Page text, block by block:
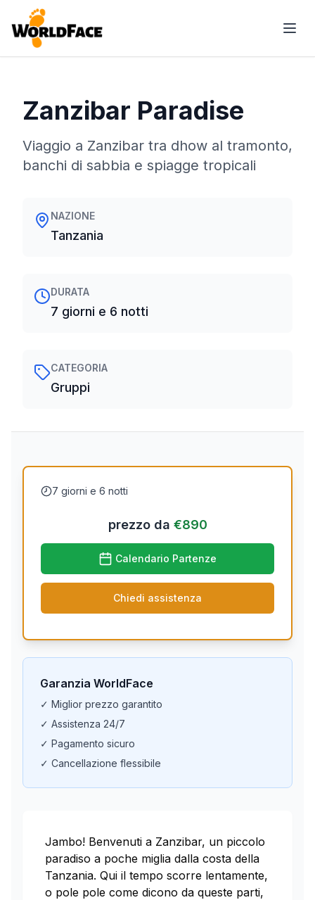
Zanzibar Paradise
Viaggio a Zanzibar tra dhow al tramonto,
banchi di sabbia e spiagge tropicali
NAZIONE
Tanzania
DURATA
7 giorni e 6 notti
CATEGORIA
Gruppi
Jambo! Benvenuti a Zanzibar, un piccolo
paradiso a poche miglia dalla costa della
Tanzania. Qui il tempo scorre lentamente,
o pole pole come dicono da queste parti,
7 giorni e 6 notti
prezzo da €890
Calendario Partenze
Chiedi assistenza
Garanzia WorldFace
✓ Miglior prezzo garantito
✓ Assistenza 24/7
✓ Pagamento sicuro
✓ Cancellazione flessibile